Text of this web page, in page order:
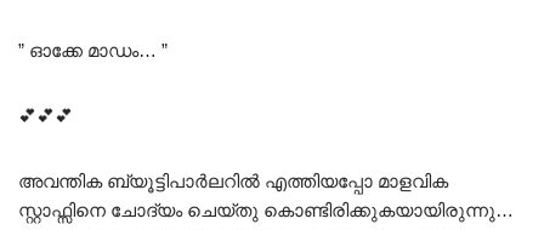
” ഓക്കേ മാഡം… ”
💕💕💕
അവന്തിക ബ്യൂട്ടിപാർലറിൽ എത്തിയപ്പോ മാളവിക
സ്റ്റാഫ്സിനെ ചോദ്യം ചെയ്തു കൊണ്ടിരിക്കുകയായിരുന്നു…